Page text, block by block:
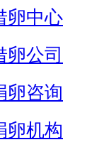
卵中心
卵公司
卵咨询
卵机构